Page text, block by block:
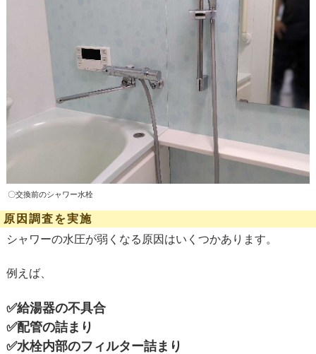
〇交換前のシャワー水栓
原因調査を実施
シャワーの水圧が弱くなる原因はいくつかあります。
例えば、
✅給湯器の不具合
✅配管の詰まり
✅水栓内部のフィルター詰まり